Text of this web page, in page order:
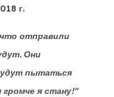
г.
отправили
Они
пытаться
я стану!"